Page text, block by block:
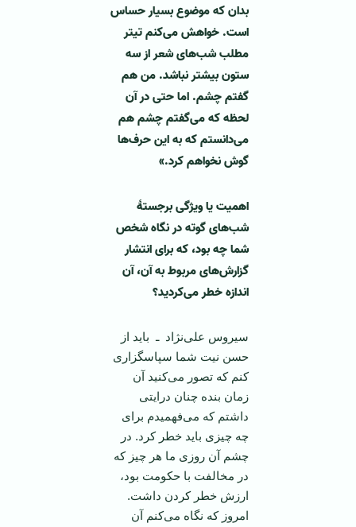
بدان که موضوع بسیار حساس
است. خواهش می‌کنم تیتر
مطلب شب‌های شعر از سه
ستون بیشتر نباشد. من هم
گفتم چشم. اما حتی در آن
لحظه که می‌گفتم چشم هم
می‌دانستم که به این حرف‌ها
گوش نخواهم کرد.»
اهمیت یا ویژگی برجستۀ
شب‌های گوته در نگاه شخص
شما چه بود، که برای انتشار
گزارش‌های مربوط به آن، آن
اندازه خطر می‌کردید؟
سیروس علی‌نژاد ـ باید از
حسن نیت شما سپاسگزاری
کنم که تصور می‌کنید آن
زمان بنده چنان درایتی
داشتم که می‌فهمیدم برای
چه چیزی باید خطر کرد. در
چشم آن روزی ما هر چیز که
در مخالفت با حکومت بود،
ارزش خطر کردن داشت.
امروز که نگاه می‌کنم آن